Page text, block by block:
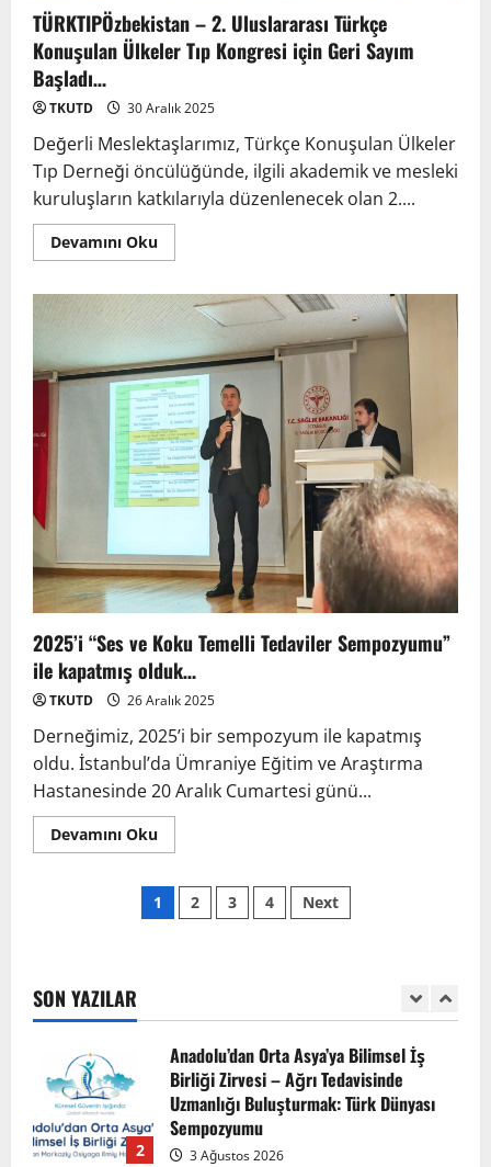
TÜRKTIPÖzbekistan – 2. Uluslararası Türkçe
Konuşulan Ülkeler Tıp Kongresi için Geri Sayım
Başladı…
TKUTD 30 Aralık 2025
Değerli Meslektaşlarımız, Türkçe Konuşulan Ülkeler
Tıp Derneği öncülüğünde, ilgili akademik ve mesleki
kuruluşların katkılarıyla düzenlenecek olan 2....
Devamını Oku
2025’i “Ses ve Koku Temelli Tedaviler Sempozyumu”
ile kapatmış olduk…
TKUTD 26 Aralık 2025
Derneğimiz, 2025’i bir sempozyum ile kapatmış
oldu. İstanbul’da Ümraniye Eğitim ve Araştırma
Hastanesinde 20 Aralık Cumartesi günü...
Devamını Oku
1 2 3 4 Next
SON YAZILAR
2
Anadolu’dan Orta Asya’ya Bilimsel İş
Birliği Zirvesi – Ağrı Tedavisinde
Uzmanlığı Buluşturmak: Türk Dünyası
Sempozyumu
3 Ağustos 2026
3
TÜRKTIP2026 DUYURU – Refakatçi Ön
Talep Süreci Başladı
22 Nisan 2026 0
TÜRKTIPÖzbekistan ile Buhara’daydık…
TÜRKTIP Kosova ile balkanlardaydık…
1
2
Anadolu’dan Orta Asya’ya Bilimsel İş
Birliği Zirvesi – Ağrı Tedavisinde
Uzmanlığı Buluşturmak: Türk Dünyası
Sempozyumu
3 Ağustos 2026